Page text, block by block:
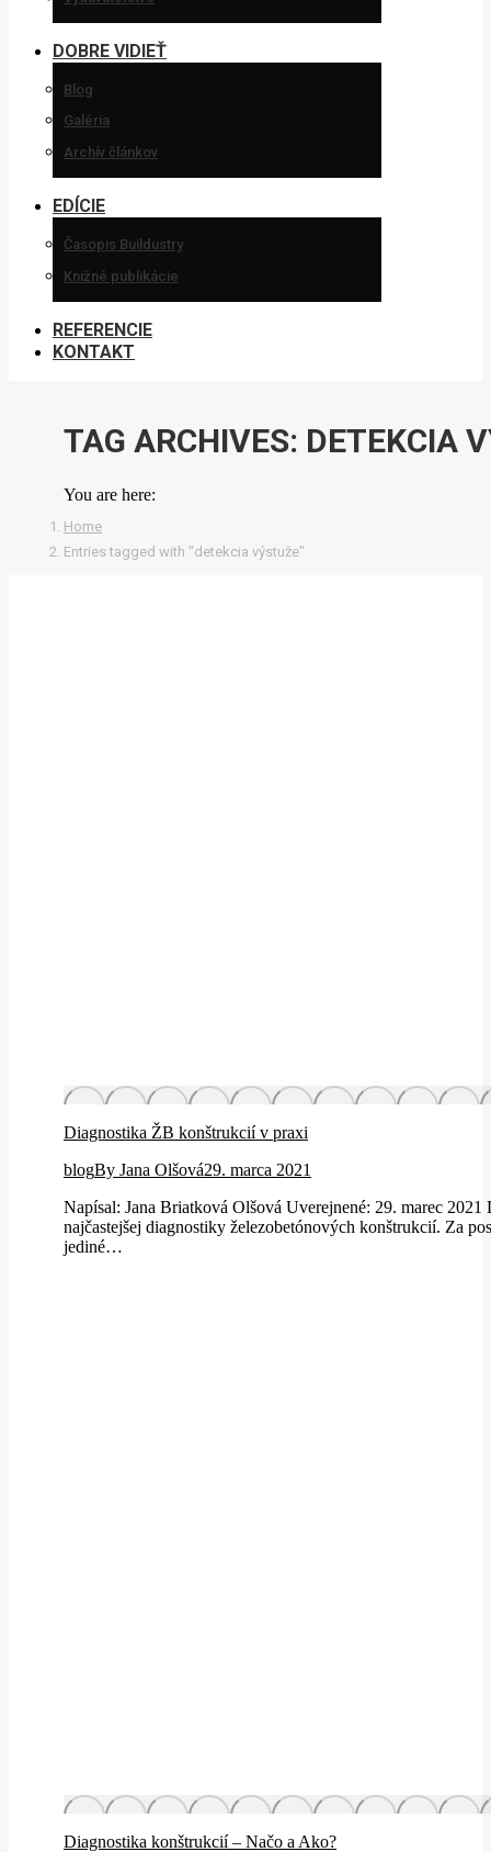
DOBRE VIDIEŤ
Blog
Galéria
Archív článkov
EDÍCIE
Časopis Buildustry
Knižné publikácie
REFERENCIE
KONTAKT
TAG ARCHIVES: DETEKCIA
You are here:
Home
Entries tagged with "detekcia výstuže"
Diagnostika ŽB konštrukcií v praxi
blogBy Jana Olšová29. marca 2021
Napísal: Jana Briatková Olšová Uverejnené: 29. marec
najčastejšej diagnostiky železobetónových konštrukcií. Za
jediné…
Diagnostika konštrukcií – Načo a Ako?